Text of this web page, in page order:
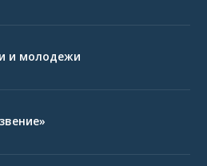
и молодежи